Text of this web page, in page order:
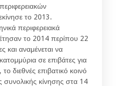
το 2013.
περιφερειακά
το 2014 περίπου 22
και αναμένεται να
σε επιβάτες για
διεθνές επιβατικό κοινό
συνολικής κίνησης στα 14